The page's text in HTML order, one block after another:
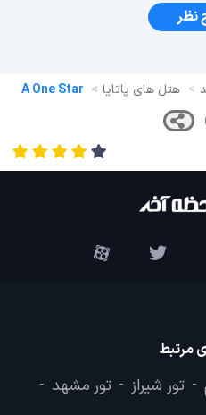
نظر
هتل های پاتایا A One Star
مرتبط
- تور شیراز - تور مشهد -